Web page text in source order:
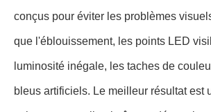
conçus pour éviter les problèmes
que l'éblouissement, les points LED
luminosité inégale, les taches de
bleus artificiels. Le meilleur résultat est